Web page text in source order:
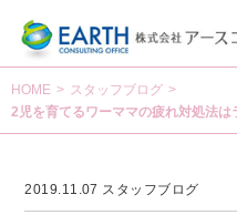
HOME > スタッフブログ >
2児を育てるワーママの疲れ対処法
2019.11.07 スタッフブログ